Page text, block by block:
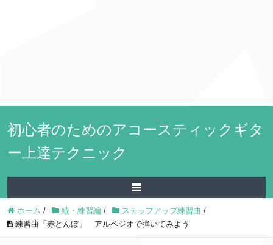
初心者のためのアコースティックギタ
ー上達テクニック
ホーム / 続・練習編 / ステップアップ練習曲 /
練習曲「赤とんぼ」 アルペジオで弾いてみよう